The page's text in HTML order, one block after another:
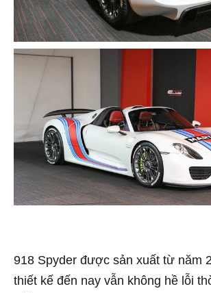
918 Spyder được sản xuất từ năm
thiết kế đến nay vẫn không hề lỗi